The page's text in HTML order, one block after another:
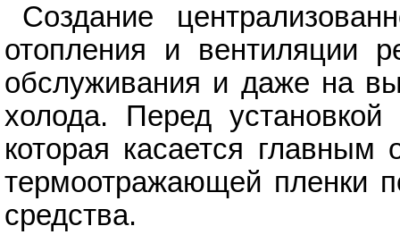
Создание
отопления и вентиляции
обслуживания и даже на
холода. Перед установкой
которая касается главным
термоотражающей пленки
средства.